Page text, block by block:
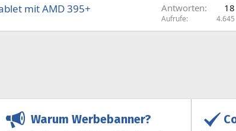
mit AMD 395+ Antworten 18
Aufrufe 4.645
Warum Werbebanner?